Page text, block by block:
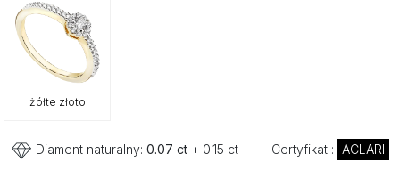
żółte złoto
Diament naturalny: 0.07 ct + 0.15 ct Certyfikat : ACLARI